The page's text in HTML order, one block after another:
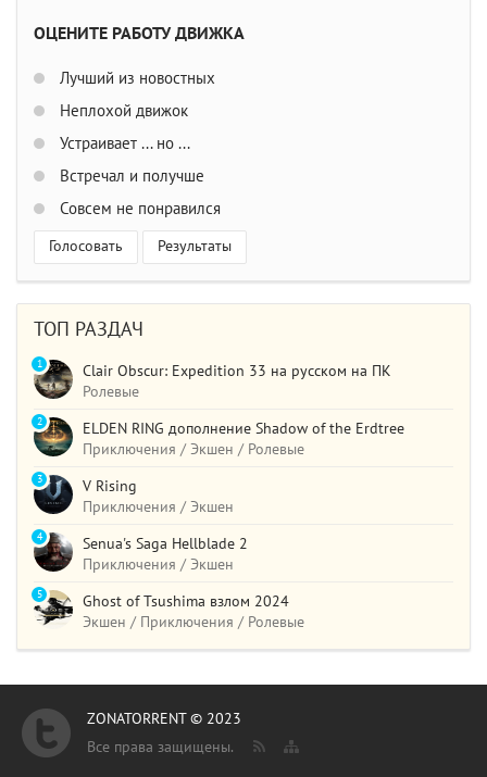
ОЦЕНИТЕ РАБОТУ ДВИЖКА
Лучший из новостных
Неплохой движок
Устраивает ... но ...
Встречал и получше
Совсем не понравился
Голосовать Результаты
ТОП РАЗДАЧ
Clair Obscur: Expedition 33 на русском на ПК
Ролевые
1
ELDEN RING дополнение Shadow of the Erdtree
Приключения / Экшен / Ролевые
2
V Rising
Приключения / Экшен
3
Senua's Saga Hellblade 2
Приключения / Экшен
4
Ghost of Tsushima взлом 2024
Экшен / Приключения / Ролевые
5
ZONATORRENT © 2023
Все права защищены.